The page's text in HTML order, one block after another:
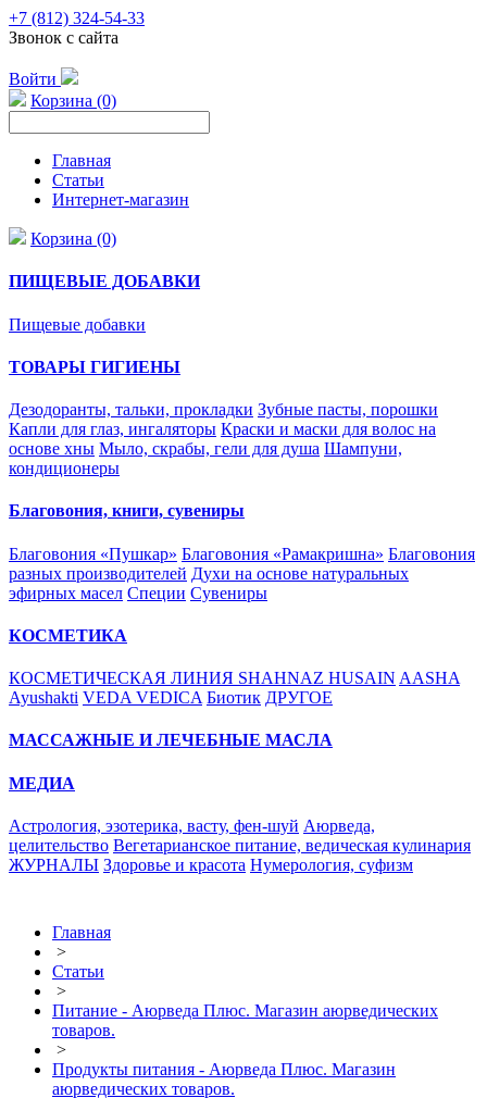
+7 (812) 324-54-33
Звонок с сайта
Войти
Корзина (0)
Главная
Статьи
Интернет-магазин
Корзина (0)
ПИЩЕВЫЕ ДОБАВКИ
Пищевые добавки
ТОВАРЫ ГИГИЕНЫ
Дезодоранты, тальки, прокладки Зубные пасты, порошки
Капли для глаз, ингаляторы Краски и маски для волос на
основе хны Мыло, скрабы, гели для душа Шампуни,
кондиционеры
Благовония, книги, сувениры
Благовония «Пушкар» Благовония «Рамакришна» Благовония
разных производителей Духи на основе натуральных
эфирных масел Специи Сувениры
КОСМЕТИКА
КОСМЕТИЧЕСКАЯ ЛИНИЯ SHAHNAZ HUSAIN AASHA
Ayushakti VEDA VEDICA Биотик ДРУГОЕ
МАССАЖНЫЕ И ЛЕЧЕБНЫЕ МАСЛА
МЕДИА
Астрология, эзотерика, васту, фен-шуй Аюрведа,
целительство Вегетарианское питание, ведическая кулинария
ЖУРНАЛЫ Здоровье и красота Нумерология, суфизм
Главная
>
Статьи
>
Питание - Аюрведа Плюс. Магазин аюрведических
товаров.
>
Продукты питания - Аюрведа Плюс. Магазин
аюрведических товаров.